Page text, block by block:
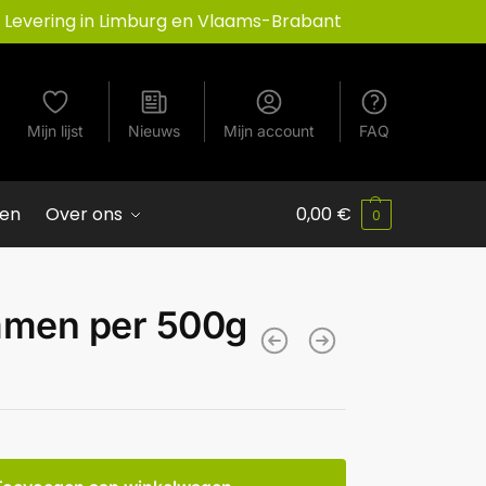
Levering in Limburg en Vlaams-Brabant
Mijn lijst Nieuws Mijn account FAQ
Over ons 0,00 € 0
per 500g